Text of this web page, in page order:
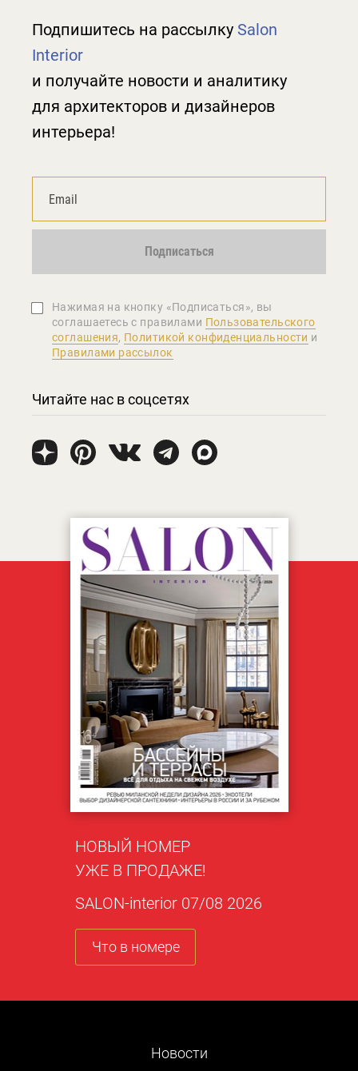
Подпишитесь на рассылку Salon
Interior
и получайте новости и аналитику
для архитекторов и дизайнеров
интерьера!
Подписаться
Нажимая на кнопку «Подписаться», вы
соглашаетеcь с правилами Пользовательского
соглашения, Политикой конфиденциальности и
Правилами рассылок
Читайте нас в соцсетях
НОВЫЙ НОМЕР
УЖЕ В ПРОДАЖЕ!
SALON-interior 07/08 2026
Что в номере
Новости